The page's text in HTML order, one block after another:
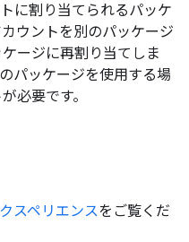
に割り当てられるパッケ
ウントを別のパッケージ
ージに再割り当てしま
パッケージを使用する場
必要です。
スペリエンスをご覧くだ